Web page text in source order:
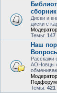
Диски и
диски с
Темы: 147
Наш
Расскажи
АОНовцы
Темы: 421